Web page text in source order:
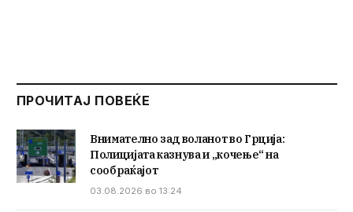
ПРОЧИТАЈ ПОВЕЌЕ
Внимателно зад воланот во Грција:
Полицијата казнува и „кочење“ на
сообраќајот
03.08.2026 во 13:24